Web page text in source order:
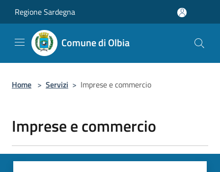
Regione Sardegna
Comune di Olbia
Home > Servizi > Imprese e commercio
Imprese e commercio